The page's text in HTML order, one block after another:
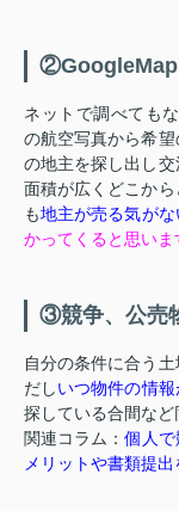
②GoogleMap
ネットで調べても
の航空写真から希
の地主を探し出し
面積が広くどこか
も地主が売る気がな
かってくると思いま
③競争、公売
自分の条件に合う土
だしいつ物件の情
探している合間など
関連コラム：個人で
メリットや書類提出